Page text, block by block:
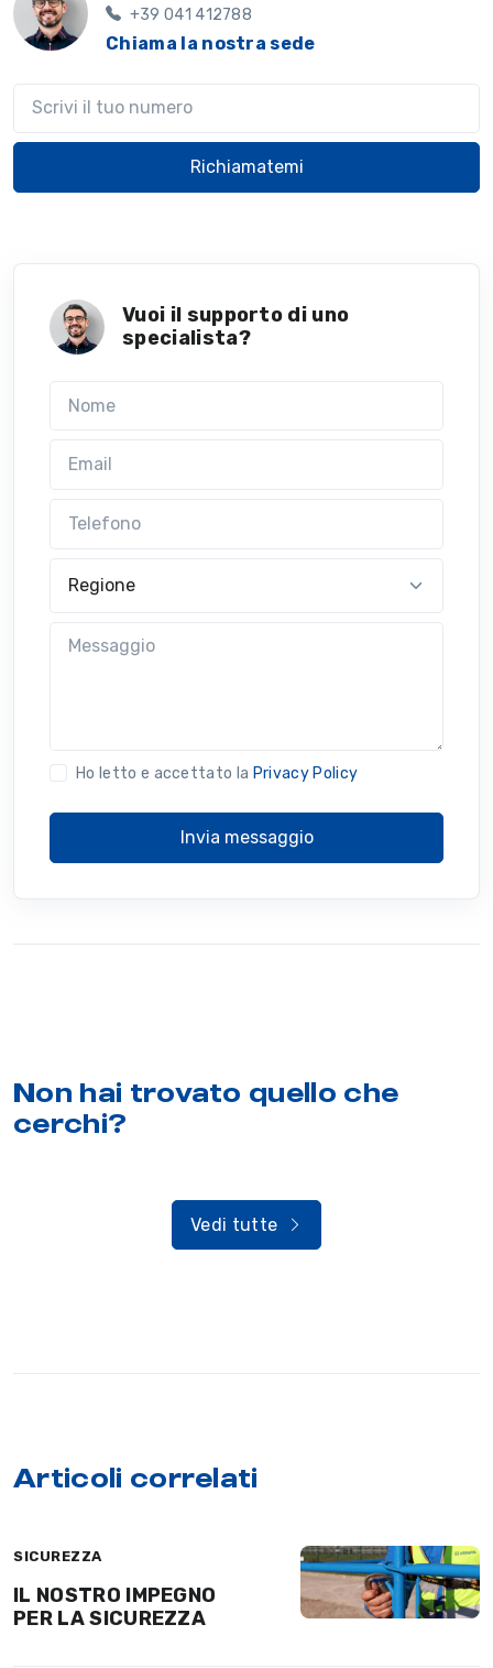
+39 041 412788
Chiama la nostra sede
Richiamatemi
Vuoi il supporto di uno
specialista?
Ho letto e accettato la Privacy Policy
Invia messaggio
Non hai trovato quello che
cerchi?
Vedi tutte
Articoli correlati
SICUREZZA
IL NOSTRO IMPEGNO
PER LA SICUREZZA